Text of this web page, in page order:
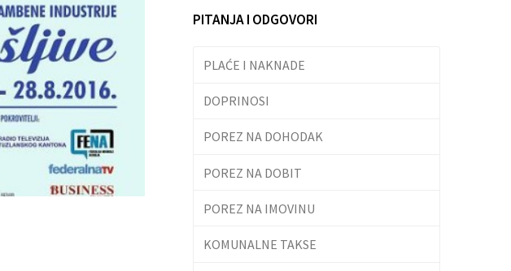
PITANJA I ODGOVORI
PLAĆE I NAKNADE
DOPRINOSI
POREZ NA DOHODAK
POREZ NA DOBIT
POREZ NA IMOVINU
KOMUNALNE TAKSE